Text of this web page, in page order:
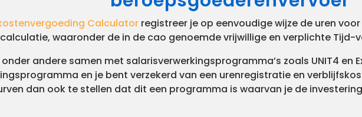
Calculator registreer je op eenvoudige wijze de uren
waaronder de in de cao genoemde vrijwillige en verplichte
andere samen met salarisverwerkingsprogramma’s zoals UNIT4 en
en je bent verzekerd van een urenregistratie en
dan ook te stellen dat dit een programma is waarvan je de